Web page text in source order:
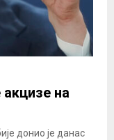
на
донио је данас